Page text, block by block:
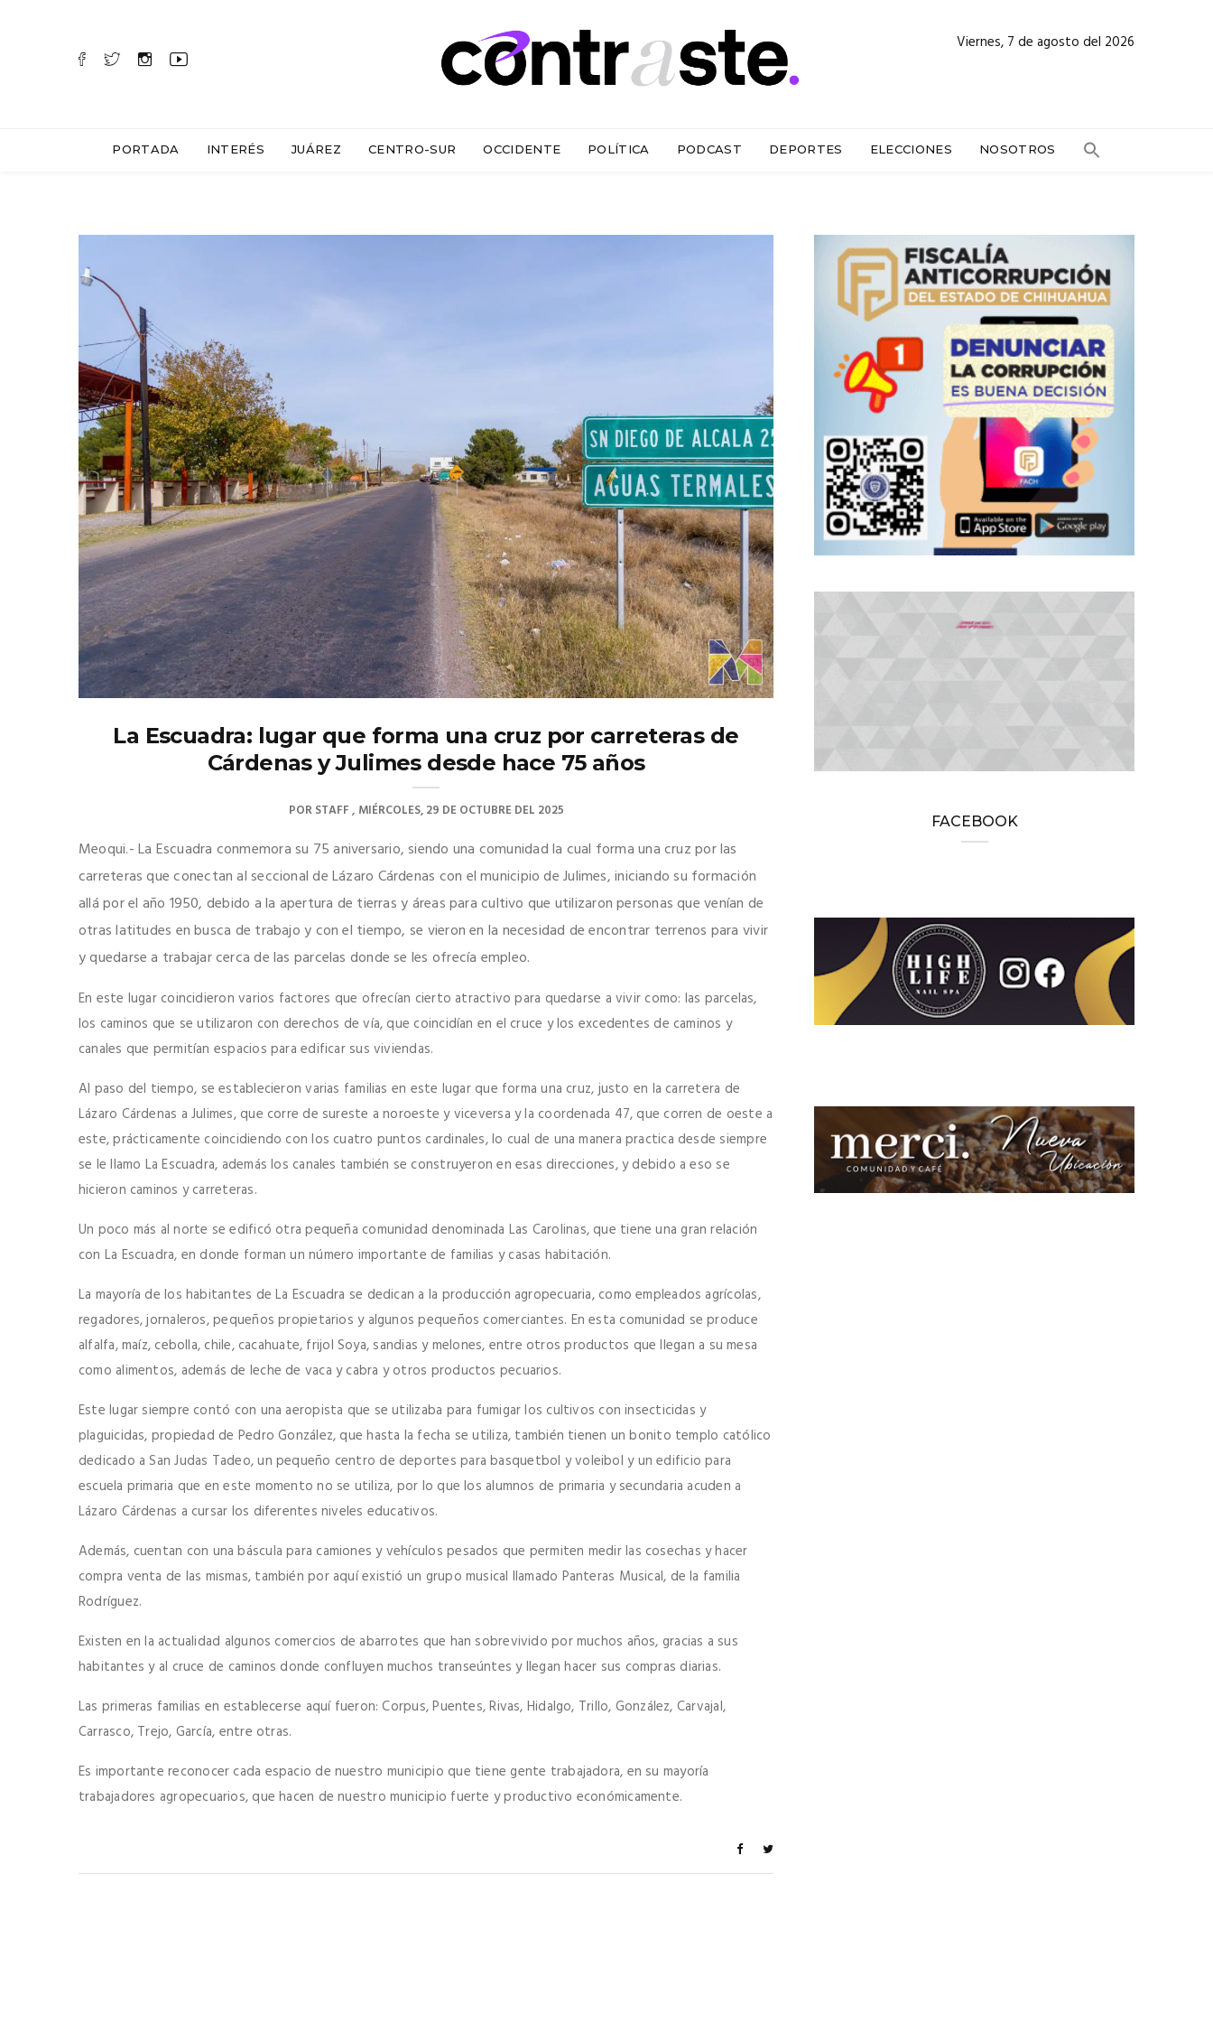
Viernes, 7 de agosto del 2026
PORTADA INTERÉS JUÁREZ CENTRO-SUR OCCIDENTE POLÍTICA PODCAST DEPORTES ELECCIONES NOSOTROS
La Escuadra: lugar que forma una cruz por carreteras de
Cárdenas y Julimes desde hace 75 años
PORSTAFF MIÉRCOLES, 29 DE OCTUBRE DEL 2025
Meoqui.- La Escuadra conmemora su 75 aniversario, siendo una comunidad la cual forma una cruz por las
carreteras que conectan al seccional de Lázaro Cárdenas con el municipio de Julimes, iniciando su formación
allá por el año 1950, debido a la apertura de tierras y áreas para cultivo que utilizaron personas que venían de
otras latitudes en busca de trabajo y con el tiempo, se vieron en la necesidad de encontrar terrenos para vivir
y quedarse a trabajar cerca de las parcelas donde se les ofrecía empleo.
En este lugar coincidieron varios factores que ofrecían cierto atractivo para quedarse a vivir como: las parcelas,
los caminos que se utilizaron con derechos de vía, que coincidían en el cruce y los excedentes de caminos y
canales que permitían espacios para edificar sus viviendas.
Al paso del tiempo, se establecieron varias familias en este lugar que forma una cruz, justo en la carretera de
Lázaro Cárdenas a Julimes, que corre de sureste a noroeste y viceversa y la coordenada 47, que corren de oeste a
este, prácticamente coincidiendo con los cuatro puntos cardinales, lo cual de una manera practica desde siempre
se le llamo La Escuadra, además los canales también se construyeron en esas direcciones, y debido a eso se
hicieron caminos y carreteras.
Un poco más al norte se edificó otra pequeña comunidad denominada Las Carolinas, que tiene una gran relación
con La Escuadra, en donde forman un número importante de familias y casas habitación.
La mayoría de los habitantes de La Escuadra se dedican a la producción agropecuaria, como empleados agrícolas,
regadores, jornaleros, pequeños propietarios y algunos pequeños comerciantes. En esta comunidad se produce
alfalfa, maíz, cebolla, chile, cacahuate, frijol Soya, sandias y melones, entre otros productos que llegan a su mesa
como alimentos, además de leche de vaca y cabra y otros productos pecuarios.
Este lugar siempre contó con una aeropista que se utilizaba para fumigar los cultivos con insecticidas y
plaguicidas, propiedad de Pedro González, que hasta la fecha se utiliza, también tienen un bonito templo católico
dedicado a San Judas Tadeo, un pequeño centro de deportes para basquetbol y voleibol y un edificio para
escuela primaria que en este momento no se utiliza, por lo que los alumnos de primaria y secundaria acuden a
Lázaro Cárdenas a cursar los diferentes niveles educativos.
Además, cuentan con una báscula para camiones y vehículos pesados que permiten medir las cosechas y hacer
compra venta de las mismas, también por aquí existió un grupo musical llamado Panteras Musical, de la familia
Rodríguez.
Existen en la actualidad algunos comercios de abarrotes que han sobrevivido por muchos años, gracias a sus
habitantes y al cruce de caminos donde confluyen muchos transeúntes y llegan hacer sus compras diarias.
Las primeras familias en establecerse aquí fueron: Corpus, Puentes, Rivas, Hidalgo, Trillo, González, Carvajal,
Carrasco, Trejo, García, entre otras.
Es importante reconocer cada espacio de nuestro municipio que tiene gente trabajadora, en su mayoría
trabajadores agropecuarios, que hacen de nuestro municipio fuerte y productivo económicamente.
FACEBOOK